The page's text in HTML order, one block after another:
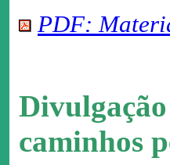
PDF:
caminhos